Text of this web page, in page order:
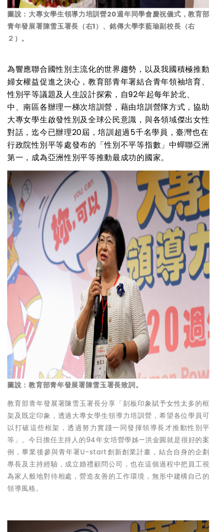
圖說：大專女學生領導力培訓營20週年同學會慶祝儀式，教育部
青年發展署陳雪玉署長（右1）、銘傳大學李藍瑜副校長（右
２）。
為響應聯合國性別主流化的世界趨勢，以及我國積極推動
婦女權益促進之決心，教育部青年署結合青年領袖培育、
性別平等議題及人生設計探索，自92年起每年於北、
中、南區各辦理一梯次培訓營，藉由培訓營隊方式，協助
大專女學生啟發性別及全球公民意識，與各領域傑出女性
對話，迄今已辦理20屆，培訓超過5千名學員，臺灣也在
行政院性別平等處發布的「性別不平等指數」中蟬聯亞洲
第一，成為亞洲性別平等推動最成功的國家。
圖說：教育部青年發展署陳雪玉署長致詞。
教育部青年發展署陳雪玉署長分享「刻板印象賦予女性太多的框
架及既定印象，透過大專女學生領導力培訓營，希望各位學員可
以打破這些框架，透過努力實踐一同發揮領導長才推動性別平
等」。今日擔任主持人的94年女培營學姊—洪金圓就是很好的案
例，畢業後參與青年署U-start創新創業計畫，結合自身的企劃
專長及主持經驗，成立婚禮顧問公司，也在這個過程中把員工視
為家人般地對待相處，營造友善的工作環境，無形中建構自己的
領導風格。